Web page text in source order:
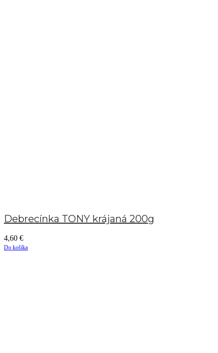
Debrecínka TONY krájaná 200g
4,60 €
Do košíka